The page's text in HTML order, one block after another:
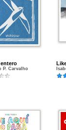
P. Carvalho